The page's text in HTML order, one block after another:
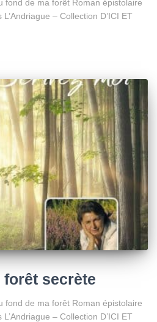
fond de ma forêt Roman épistolaire
– Collection D’ICI ET
forêt secrète
fond de ma forêt Roman épistolaire
– Collection D’ICI ET